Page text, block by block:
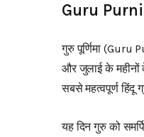
Guru
गुरु पूर्णिमा (Guru
और जुलाई के महीनों
सबसे महत्वपूर्ण हिंदू
यह दिन गुरु को